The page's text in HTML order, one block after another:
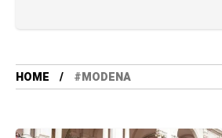
HOME #MODENA